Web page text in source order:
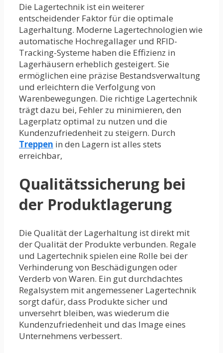
Die Lagertechnik ist ein weiterer
entscheidender Faktor für die optimale
Lagerhaltung. Moderne Lagertechnologien wie
automatische Hochregallager und RFID-
Tracking-Systeme haben die Effizienz in
Lagerhäusern erheblich gesteigert. Sie
ermöglichen eine präzise Bestandsverwaltung
und erleichtern die Verfolgung von
Warenbewegungen. Die richtige Lagertechnik
trägt dazu bei, Fehler zu minimieren, den
Lagerplatz optimal zu nutzen und die
Kundenzufriedenheit zu steigern. Durch
Treppen in den Lagern ist alles stets
erreichbar,
Qualitätssicherung bei
der Produktlagerung
Die Qualität der Lagerhaltung ist direkt mit
der Qualität der Produkte verbunden. Regale
und Lagertechnik spielen eine Rolle bei der
Verhinderung von Beschädigungen oder
Verderb von Waren. Ein gut durchdachtes
Regalsystem mit angemessener Lagertechnik
sorgt dafür, dass Produkte sicher und
unversehrt bleiben, was wiederum die
Kundenzufriedenheit und das Image eines
Unternehmens verbessert.